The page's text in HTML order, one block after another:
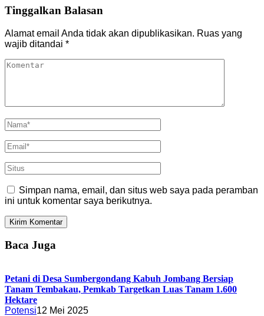
Tinggalkan Balasan
Alamat email Anda tidak akan dipublikasikan. Ruas yang
wajib ditandai *
Simpan nama, email, dan situs web saya pada peramban
ini untuk komentar saya berikutnya.
Baca Juga
Petani di Desa Sumbergondang Kabuh Jombang Bersiap
Tanam Tembakau, Pemkab Targetkan Luas Tanam 1.600
Hektare
Potensi12 Mei 2025